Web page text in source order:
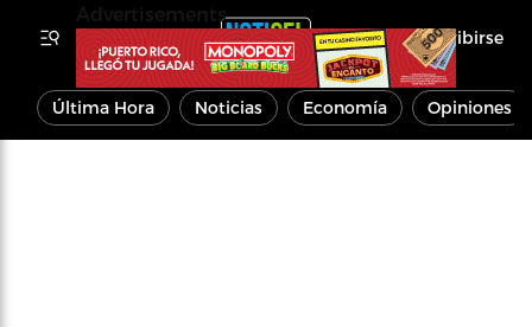
Inscribirse
Última Hora Noticias Economía Opiniones
Advertisements